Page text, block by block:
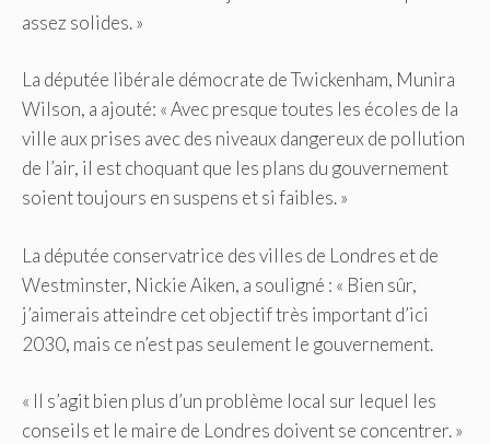
assez solides. »
La députée libérale démocrate de Twickenham, Munira
Wilson, a ajouté: « Avec presque toutes les écoles de la
ville aux prises avec des niveaux dangereux de pollution
de l’air, il est choquant que les plans du gouvernement
soient toujours en suspens et si faibles. »
La députée conservatrice des villes de Londres et de
Westminster, Nickie Aiken, a souligné : « Bien sûr,
j’aimerais atteindre cet objectif très important d’ici
2030, mais ce n’est pas seulement le gouvernement.
« Il s’agit bien plus d’un problème local sur lequel les
conseils et le maire de Londres doivent se concentrer. »